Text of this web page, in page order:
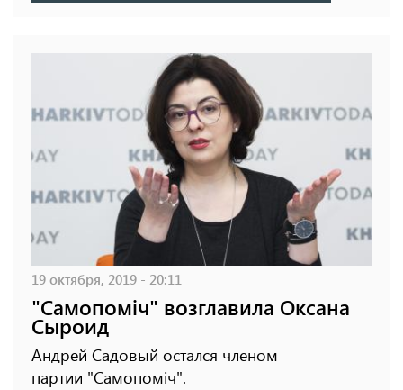
19 октября, 2019 - 20:11
"Самопоміч" возглавила Оксана
Сыроид
Андрей Садовый остался членом
партии "Самопоміч".